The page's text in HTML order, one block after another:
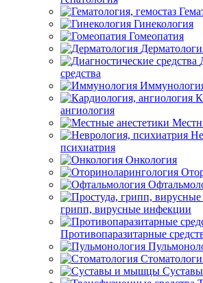
Гинекология
Гомеопатия
средства
ангиология
психиатрия
Онкология
грипп, вирусные инфекции
Противопаразитарные